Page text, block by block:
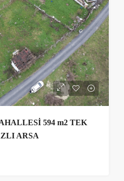
594 m2 TEK
ARSA